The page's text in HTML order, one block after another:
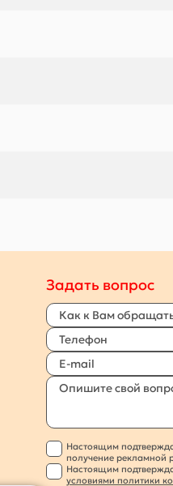
Задать вопрос
Настоящим
получение рекламной
Настоящим
условиями политики